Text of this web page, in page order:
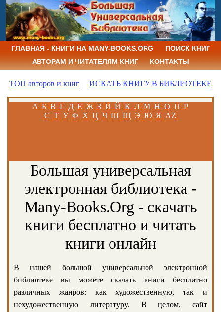
ГЛАВНАЯ - КНИГИ НА MANY-BOOKS.ORG
ПОИСК КНИГ
АВТОРАМ И ЧИТАТЕЛЯМ КНИГ
КОНТАКТЫ
ТОП авторов и книг ИСКАТЬ КНИГУ В БИБЛИОТЕКЕ
А Б В Г Д Е Ж З И Й К Л М Н О П Р
С Т У Ф Х Ц Ч Ш Щ Э Ю Я AZ
Большая универсальная
электронная библиотека -
Many-Books.Org - скачать
книги бесплатно и читать
книги онлайн
В нашей большой универсальной электронной
библиотеке вы можете скачать книги бесплатно
различных жанров: как художественную, так и
нехудожественную литературу. В целом, сайт